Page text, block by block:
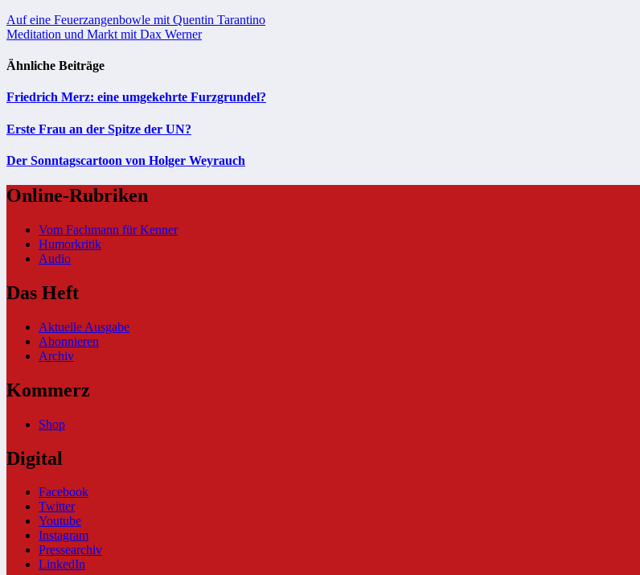
Beitragsnavigation
Auf eine Feuerzangenbowle mit Quentin Tarantino
Meditation und Markt mit Dax Werner
Ähnliche Beiträge
Friedrich Merz: eine umgekehrte Furzgrundel?
Erste Frau an der Spitze der UN?
Der Sonntagscartoon von Holger Weyrauch
Online-Rubriken
Vom Fachmann für Kenner
Humorkritik
Audio
Das Heft
Aktuelle Ausgabe
Abonnieren
Archiv
Kommerz
Shop
Digital
Facebook
Twitter
Youtube
Instagram
Pressearchiv
LinkedIn